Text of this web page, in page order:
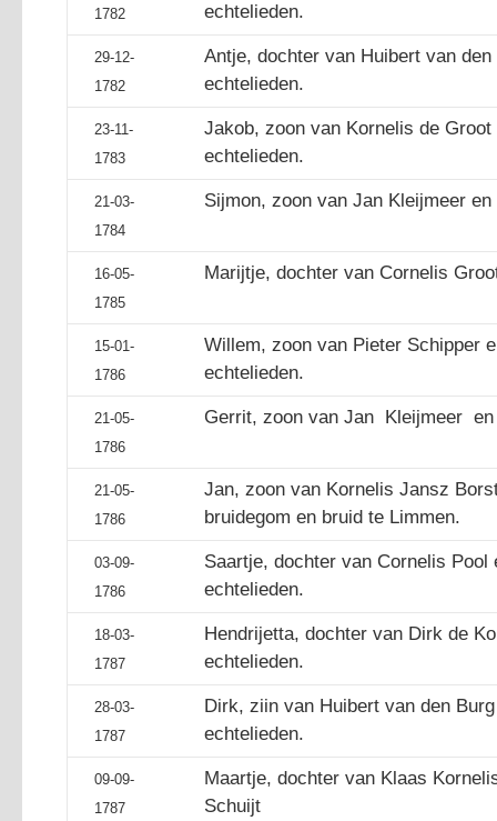
1782
echtelieden.
29-12-
1782
Antje, dochter van Huibert van
echtelieden.
23-11-
1783
Jakob, zoon van Kornelis de
echtelieden.
21-03-
1784
Sijmon, zoon van Jan Kleijmeer
16-05-
1785
Marijtje, dochter van Cornelis
15-01-
1786
Willem, zoon van Pieter Schipper
echtelieden.
21-05-
1786
Gerrit, zoon van Jan Kleijmeer
21-05-
1786
Jan, zoon van Kornelis Jansz
bruidegom en bruid te Limmen.
03-09-
1786
Saartje, dochter van Cornelis Pool
echtelieden.
18-03-
1787
Hendrijetta, dochter van Dirk de
echtelieden.
28-03-
1787
Dirk, ziin van Huibert van den
echtelieden.
09-09-
1787
Maartje, dochter van Klaas
Schuijt